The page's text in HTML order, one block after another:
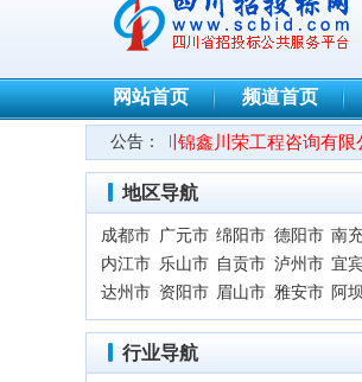
网站首页 频道首页
公告：
●热烈欢迎四川锦鑫川荣工程咨询有限公司
地区导航
成都市 广元市 绵阳市 德阳市 南
内江市 乐山市 自贡市 泸州市 宜
达州市 资阳市 眉山市 雅安市 阿
行业导航